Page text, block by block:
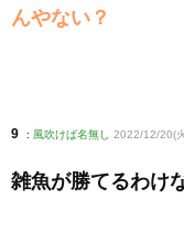
んやない？
9 : 風吹けば名無し 2022/12/20(
雑魚が勝てるわけ